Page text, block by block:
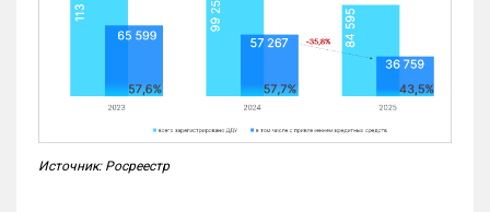
Источник: Росреестр